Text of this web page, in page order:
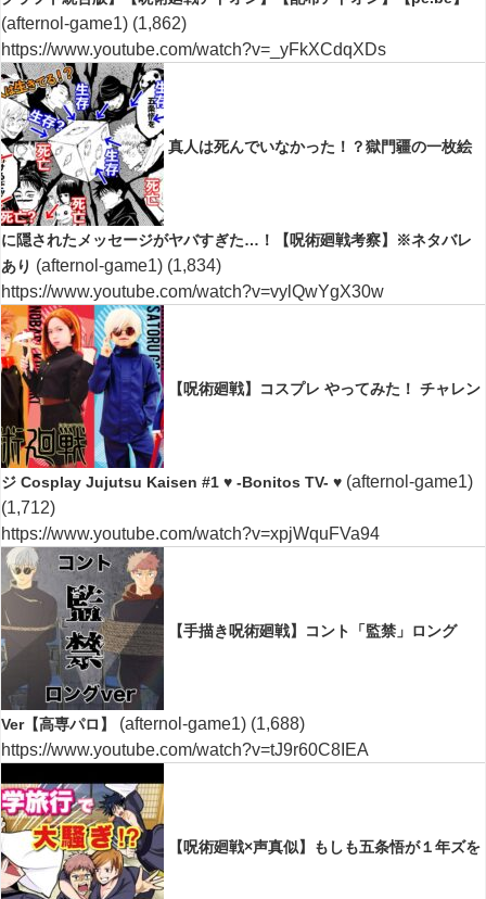
(afternol-game1) (1,862)
https://www.youtube.com/watch?v=_yFkXCdqXDs
真人は死んでいなかった！？獄門疆の一枚絵
に隠されたメッセージがヤバすぎた…！【呪術廻戦考察】※ネタバレ
あり (afternol-game1) (1,834)
https://www.youtube.com/watch?v=vylQwYgX30w
【呪術廻戦】コスプレ やってみた！ チャレン
ジ Cosplay Jujutsu Kaisen #1 ♥ -Bonitos TV- ♥ (afternol-game1)
(1,712)
https://www.youtube.com/watch?v=xpjWquFVa94
【手描き呪術廻戦】コント「監禁」ロング
Ver【高専パロ】 (afternol-game1) (1,688)
https://www.youtube.com/watch?v=tJ9r60C8IEA
【呪術廻戦×声真似】もしも五条悟が１年ズを